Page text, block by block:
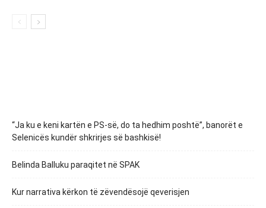
“Ja ku e keni kartën e PS-së, do ta hedhim poshtë”, banorët e
Selenicës kundër shkrirjes së bashkisë!
Belinda Balluku paraqitet në SPAK
Kur narrativa kërkon të zëvendësojë qeverisjen